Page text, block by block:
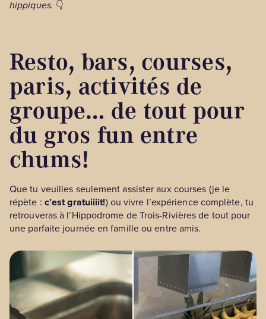
hippiques. 👇
Resto, bars, courses,
paris, activités de
groupe… de tout pour
du gros fun entre
chums!
Que tu veuilles seulement assister aux courses (je le
répète : c’est gratuiiiit!) ou vivre l’expérience complète, tu
retrouveras à l’Hippodrome de Trois-Rivières de tout pour
une parfaite journée en famille ou entre amis.